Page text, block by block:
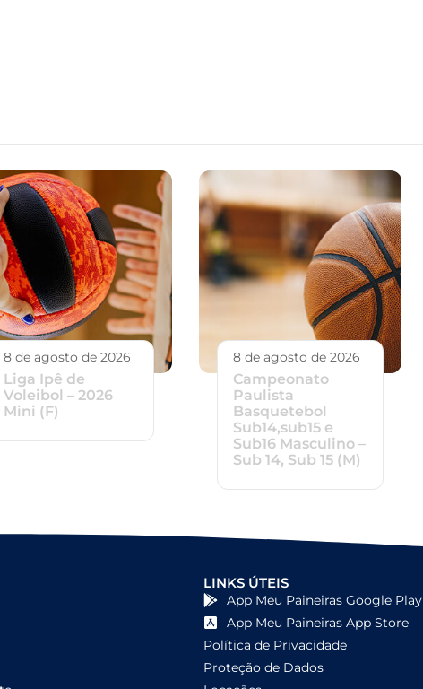
8 de agosto de 2026
Liga Ipê de
Voleibol – 2026
Mini (F)
8 de agosto de 2026
Campeonato
Paulista
Basquetebol
Sub14,sub15 e
Sub16 Masculino –
Sub 14, Sub 15 (M)
LINKS ÚTEIS
App Meu Paineiras Google Play
App Meu Paineiras App Store
Política de Privacidade
Proteção de Dados